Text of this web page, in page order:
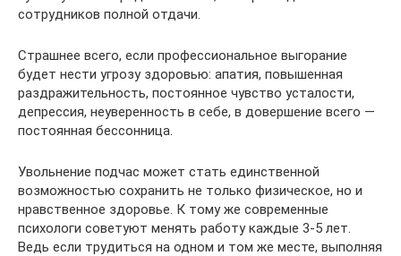
сотрудников полной отдачи.
Страшнее всего, если профессиональное выгорание
будет нести угрозу здоровью: апатия, повышенная
раздражительность, постоянное чувство усталости,
депрессия, неуверенность в себе, в довершение всего —
постоянная бессонница.
Увольнение подчас может стать единственной
возможностью сохранить не только физическое, но и
нравственное здоровье. К тому же современные
психологи советуют менять работу каждые 3-5 лет.
Ведь если трудиться на одном и том же месте, выполняя